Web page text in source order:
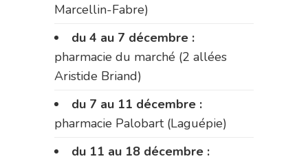
Marcellin-Fabre)
du 4 au 7 décembre :
pharmacie du marché (2 allées
Aristide Briand)
du 7 au 11 décembre :
pharmacie Palobart (Laguépie)
du 11 au 18 décembre :